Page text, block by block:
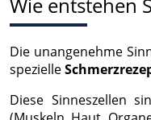
Die unangenehme
spezielle
Diese Sinneszellen